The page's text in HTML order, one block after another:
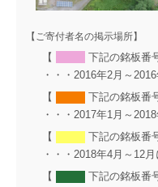
【ご寄付者名の掲示場所】
【
下記の銘板番
・・・2016年2月～
【
下記の銘板番
・・・2017年1月～
【
下記の銘板番
・・・2018年4月～12
【
下記の銘板番